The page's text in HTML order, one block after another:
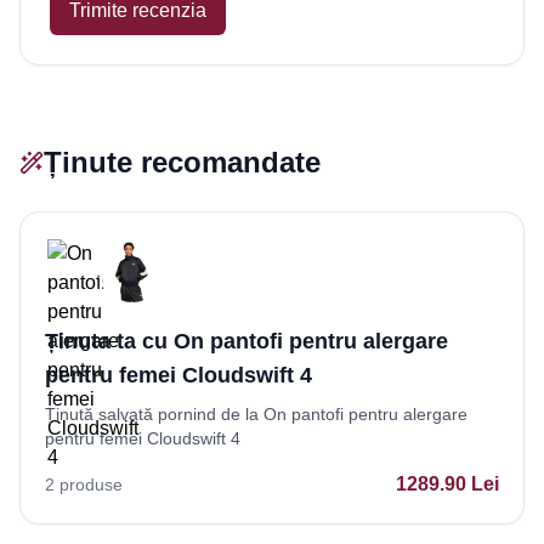
Trimite recenzia
Ținute recomandate
Ținuta ta cu On pantofi pentru alergare
pentru femei Cloudswift 4
Ținută salvată pornind de la On pantofi pentru alergare
pentru femei Cloudswift 4
2 produse 1289.90 Lei